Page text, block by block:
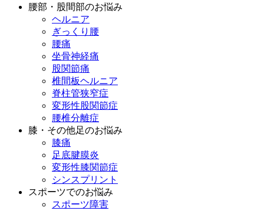
腰部・股間部のお悩み
ヘルニア
ぎっくり腰
腰痛
坐骨神経痛
股関節痛
椎間板ヘルニア
脊柱管狭窄症
変形性股関節症
腰椎分離症
膝・その他足のお悩み
膝痛
足底腱膜炎
変形性膝関節症
シンスプリント
スポーツでのお悩み
スポーツ障害